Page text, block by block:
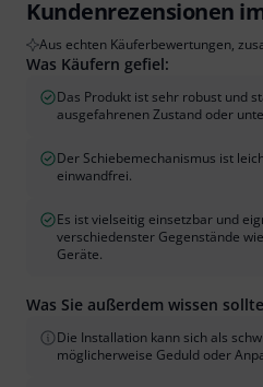
Kundenrezensionen
Aus echten Käuferbewertungen,
Was Käufern gefiel:
Das Produkt ist sehr robust und
ausgefahrenen Zustand oder
Der Schiebemechanismus ist
einwandfrei.
Es ist vielseitig einsetzbar und
verschiedenster Gegenstände
Geräte.
Was Sie außerdem wissen
Die Installation kann sich als
möglicherweise Geduld oder